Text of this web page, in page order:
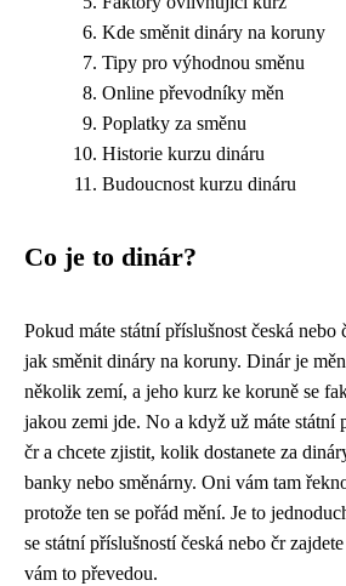
Kde směnit dináry na koruny
Tipy pro výhodnou směnu
Online převodníky měn
Poplatky za směnu
Historie kurzu dináru
Budoucnost kurzu dináru
Co je to dinár?
Pokud máte státní příslušnost česká nebo
jak směnit dináry na koruny. Dinár je
několik zemí, a jeho kurz ke koruně se
jakou zemi jde. No a když už máte státní
čr a chcete zjistit, kolik dostanete za
banky nebo směnárny. Oni vám tam
protože ten se pořád mění. Je to
se státní příslušností česká nebo čr
vám to převedou.